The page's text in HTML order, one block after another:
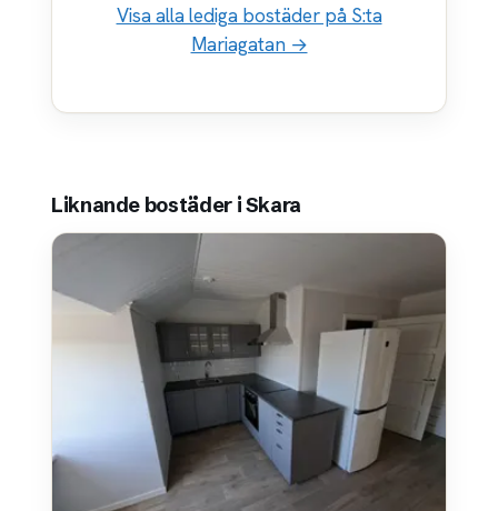
Visa alla lediga bostäder på S:ta
Mariagatan →
Liknande bostäder i Skara